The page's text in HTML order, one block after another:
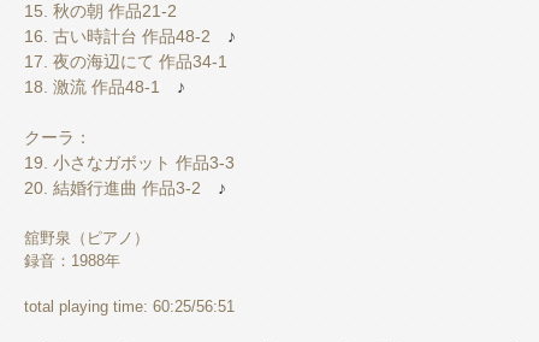
15. 秋の朝 作品21-2
16. 古い時計台 作品48-2 ♪
17. 夜の海辺にて 作品34-1
18. 激流 作品48-1 ♪
クーラ：
19. 小さなガボット 作品3-3
20. 結婚行進曲 作品3-2 ♪
舘野泉（ピアノ）
録音：1988年
total playing time: 60:25/56:51